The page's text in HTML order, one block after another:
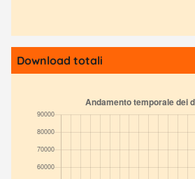
Download totali